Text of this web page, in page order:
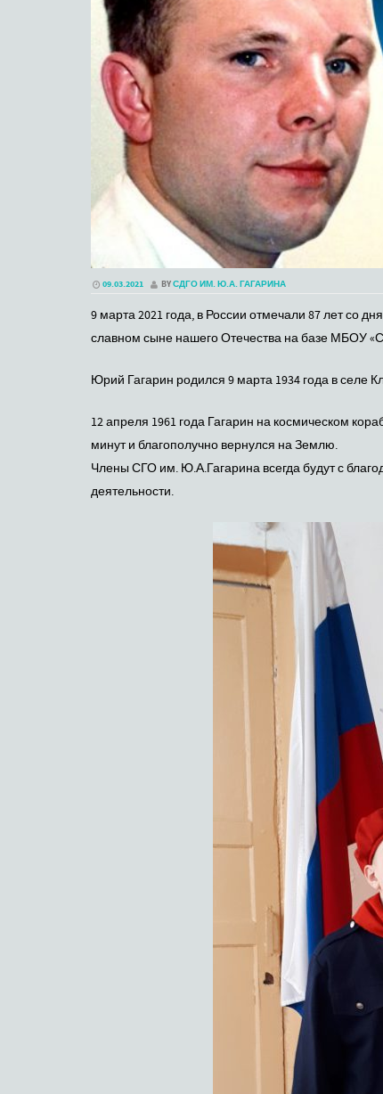
09.03.2021 BYСДГО ИМ. Ю.А. ГАГАРИНА
9 марта 2021 года, в России отмечали 87 лет со
славном сыне нашего Отечества на базе МБОУ
Юрий Гагарин родился 9 марта 1934 года в селе
12 апреля 1961 года Гагарин на космическом
минут и благополучно вернулся на Землю.
Члены СГО им. Ю.А.Гагарина всегда будут с
деятельности.